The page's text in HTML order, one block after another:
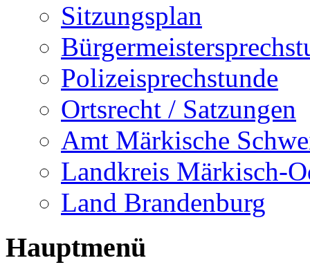
Sitzungsplan
Polizeisprechstunde
Ortsrecht / Satzungen
Amt Märkische
Landkreis Märkisch-
Land Brandenburg
Hauptmenü